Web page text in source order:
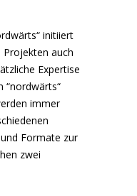
initiiert
auch
Expertise
“nordwärts“
immer
Formate zur
zwei